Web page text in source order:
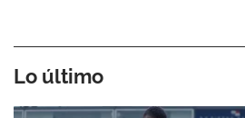
Lo último